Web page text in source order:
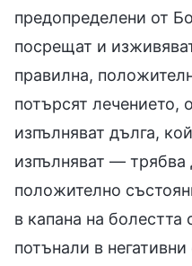
предопределени от
посрещат и
правилна,
потърсят лечението,
изпълняват дълга,
изпълняват —
положително
в капана на болестта
потънали в